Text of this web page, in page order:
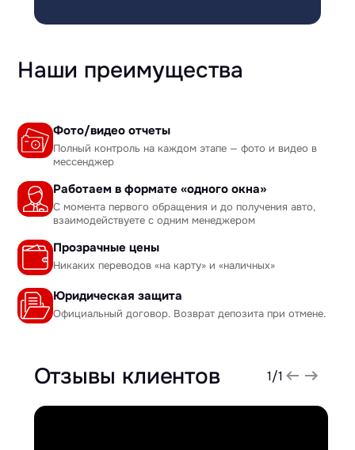
Наши преимущества
Фото/видео отчеты
Полный контроль на каждом этапе — фото и видео в
мессенджер
Работаем в формате «одного окна»
С момента первого обращения и до получения авто,
взаимодействуете с одним менеджером
Прозрачные цены
Никаких переводов «на карту» и «наличных»
Юридическая защита
Официальный договор. Возврат депозита при отмене.
Отзывы клиентов 1/1